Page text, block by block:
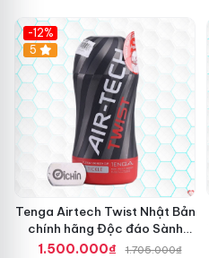
e
1
8
-12%
Hot
5
Tenga Airtech Twist Nhật Bản
chính hãng Độc đáo Sành
điệu
1.500.000₫ 1.705.000₫